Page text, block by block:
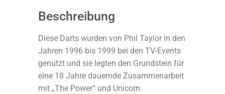
Beschreibung
Diese Darts wurden von Phil Taylor in den
Jahren 1996 bis 1999 bei den TV-Events
genutzt und sie legten den Grundstein für
eine 18 Jahre dauernde Zusammenarbeit
mit „The Power“ und Unicorn.